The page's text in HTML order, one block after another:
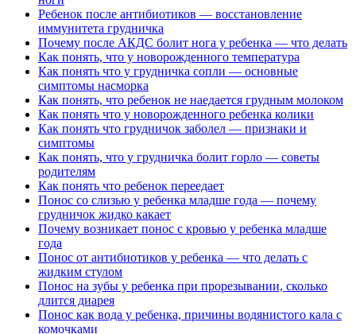
Ребенок после антибиотиков — восстановление
иммунитета грудничка
Почему после АКДС болит нога у ребенка — что делать
Как понять, что у новорожденного температура
Как понять что у грудничка сопли — основные
симптомы насморка
Как понять, что ребенок не наедается грудным молоком
Как понять что у новорожденного ребенка колики
Как понять что грудничок заболел — признаки и
симптомы
Как понять, что у грудничка болит горло — советы
родителям
Как понять что ребенок переедает
Понос со слизью у ребенка младше года — почему
грудничок жидко какает
Почему возникает понос с кровью у ребенка младше
года
Понос от антибиотиков у ребенка — что делать с
жидким стулом
Понос на зубы у ребенка при прорезывании, сколько
длится диарея
Понос как вода у ребенка, причины водянистого кала с
комочками